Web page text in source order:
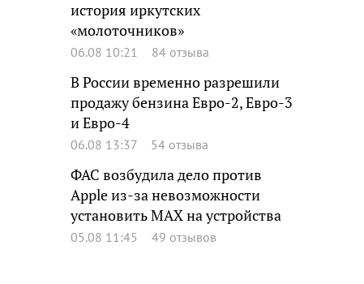
история иркутских
«молоточников»
06.08 10:21 84 отзыва
В России временно разрешили
продажу бензина Евро-2, Евро-3
и Евро-4
06.08 13:37 54 отзыва
ФАС возбудила дело против
Apple из-за невозможности
установить MAX на устройства
05.08 11:45 49 отзывов